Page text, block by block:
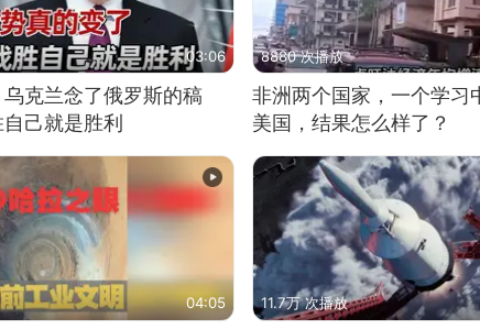
03:06
克兰念了俄罗斯的稿
己就是胜利
8880 次播放
非洲两个国家，一个学习
美国，结果怎么样了？
04:05 11.7万 次播放